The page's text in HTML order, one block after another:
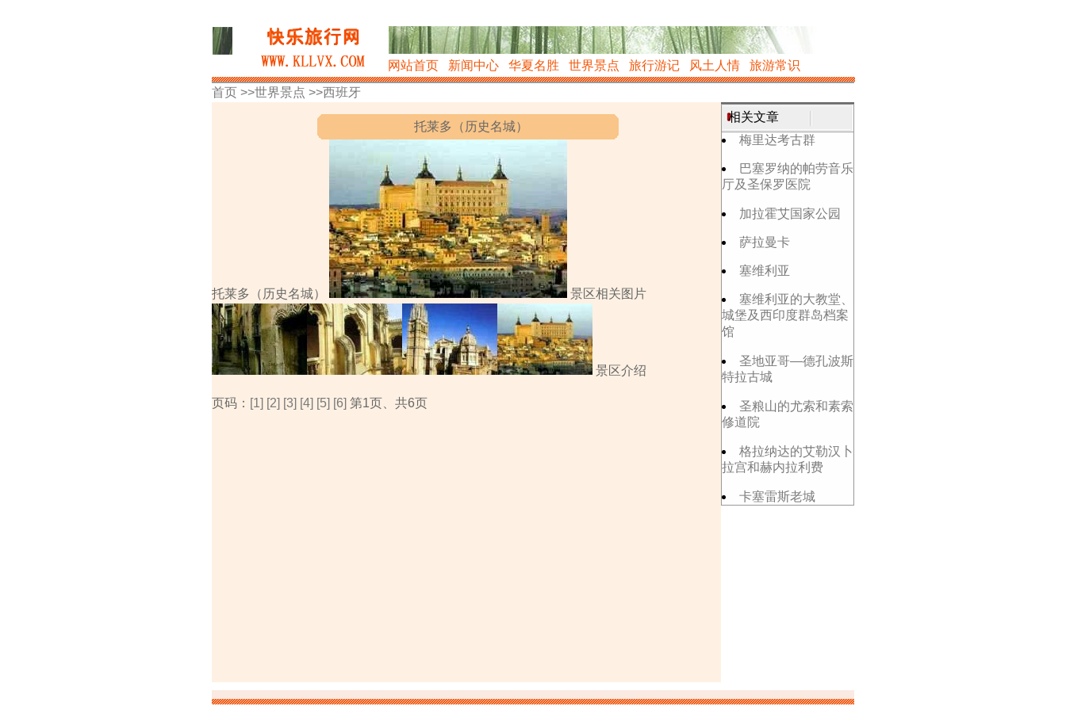
网站首页 新闻中心 华夏名胜 世界景点 旅行游记 风土人情
旅游常识
首页 >>世界景点 >>西班牙
相关文章
梅里达考古群
巴塞罗纳的帕劳音乐
厅及圣保罗医院
加拉霍艾国家公园
萨拉曼卡
塞维利亚
塞维利亚的大教堂、
城堡及西印度群岛档案
馆
圣地亚哥—德孔波斯
特拉古城
圣粮山的尤索和素索
修道院
格拉纳达的艾勒汉卜
拉宫和赫内拉利费
卡塞雷斯老城
托莱多（历史名城）
托莱多（历史名城） 景区相关图片
景区介绍
页码： [1] [2] [3] [4] [5] [6] 第1页、共6页